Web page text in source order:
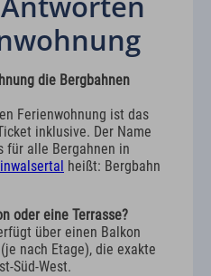
die Bergbahnen
Ferienwohnung ist das
inklusive. Der Name
für alle Bergahnen in
heißt: Bergbahn
oder eine Terrasse?
über einen Balkon
nach Etage), die exakte
Süd-West.